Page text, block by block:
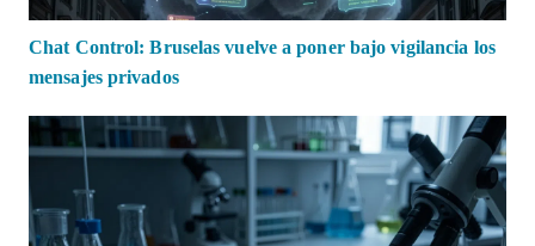
Chat Control: Bruselas vuelve a poner bajo vigilancia los
mensajes privados